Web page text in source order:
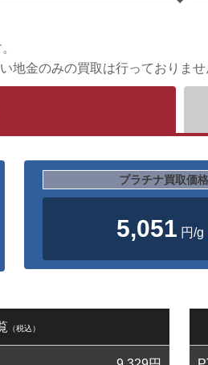
金のみの買取は行っておりま
プラチナ買取価格
5,051 円/g
（税込）